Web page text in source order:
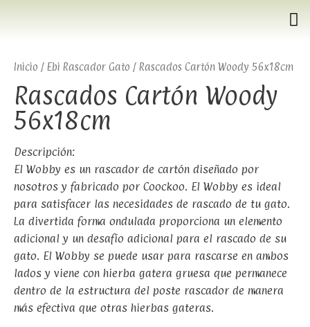
Inicio / Ebi Rascador Gato / Rascados Cartón Woody 56x18cm
Rascados Cartón Woody
56x18cm
Descripción:
El Wobby es un rascador de cartón diseñado por
nosotros y fabricado por Coockoo. El Wobby es ideal
para satisfacer las necesidades de rascado de tu gato.
La divertida forma ondulada proporciona un elemento
adicional y un desafío adicional para el rascado de su
gato. El Wobby se puede usar para rascarse en ambos
lados y viene con hierba gatera gruesa que permanece
dentro de la estructura del poste rascador de manera
más efectiva que otras hierbas gateras.